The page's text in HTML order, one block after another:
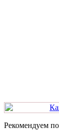
Рекомендуем